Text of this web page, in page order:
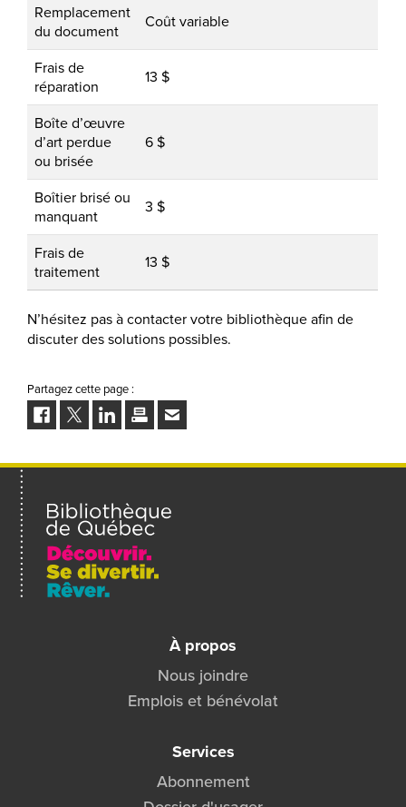
Remplacement
du document
Coût variable
Frais de
réparation
13 $
Boîte d’œuvre
d’art perdue
ou brisée
6 $
Boîtier brisé ou
manquant
3 $
Frais de
traitement
13 $
N’hésitez pas à contacter votre bibliothèque afin de
discuter des solutions possibles.
Partagez cette page :
FacebookTwitterLinkedInImprimerEnvoyer
à
À propos
Nous joindre
Emplois et bénévolat
Services
Abonnement